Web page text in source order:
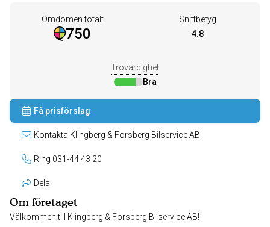
Omdömen totalt
750
Snittbetyg
4.8
Trovärdighet
Bra
Få prisförslag
Kontakta Klingberg & Forsberg Bilservice AB
Ring 031-44 43 20
Dela
Om företaget
Välkommen till Klingberg & Forsberg Bilservice AB!